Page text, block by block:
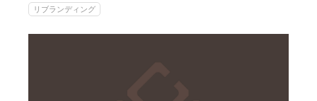
リブランディング